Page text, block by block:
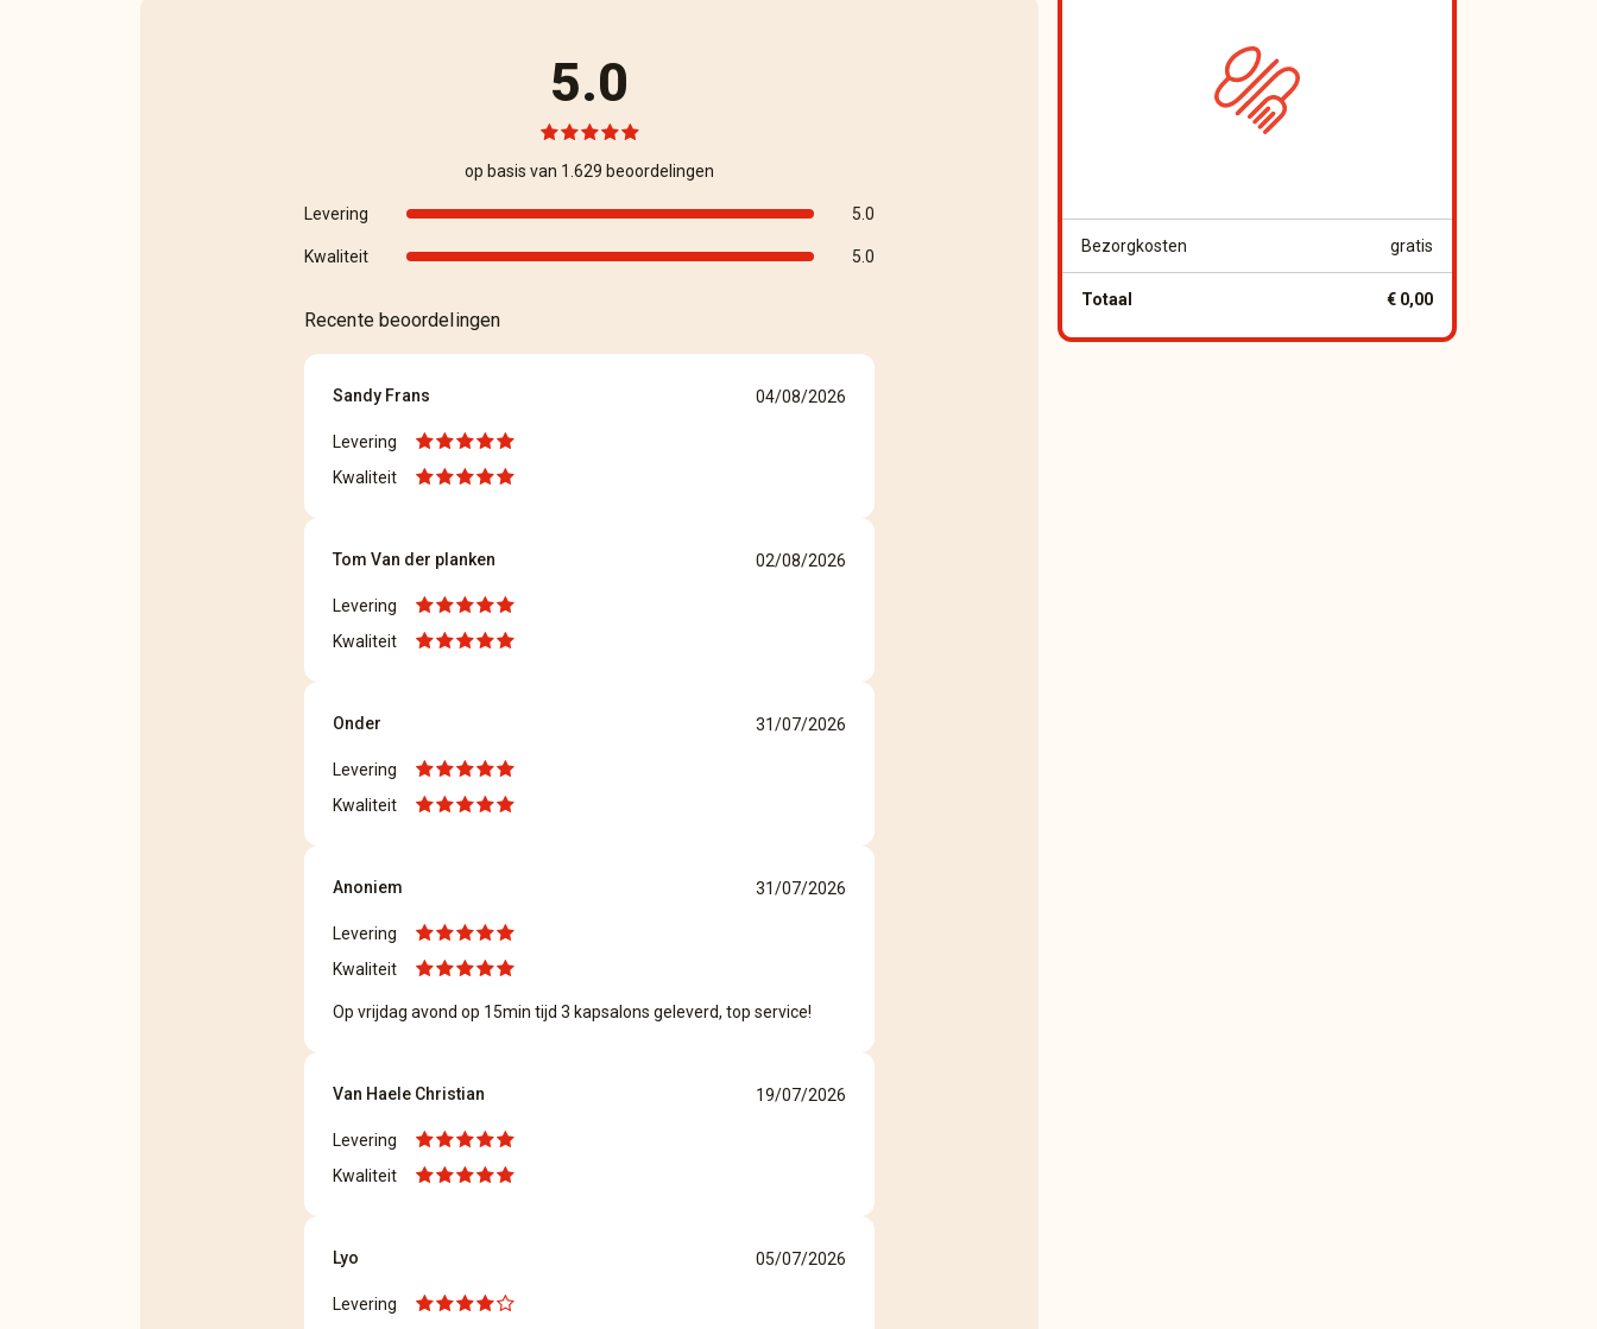
Bezorgkosten gratis
Totaal € 0,00
5.0
op basis van 1.629 beoordelingen
Levering 5.0
Kwaliteit 5.0
Recente beoordelingen
Sandy Frans 04/08/2026
Levering
Kwaliteit
Tom Van der planken 02/08/2026
Levering
Kwaliteit
Onder 31/07/2026
Levering
Kwaliteit
Anoniem 31/07/2026
Levering
Kwaliteit
Op vrijdag avond op 15min tijd 3 kapsalons geleverd, top service!
Van Haele Christian 19/07/2026
Levering
Kwaliteit
Lyo 05/07/2026
Levering